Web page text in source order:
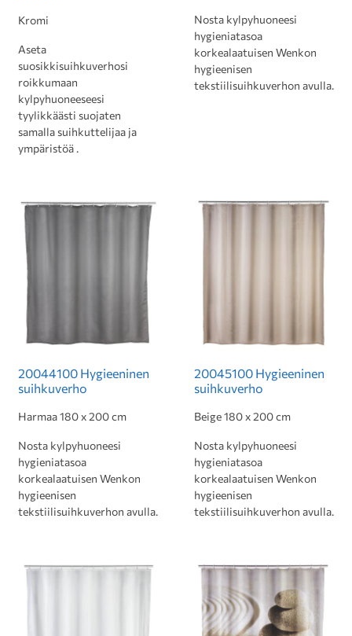
Kromi
Aseta
suosikkisuihkuverhosi
roikkumaan
kylpyhuoneeseesi
tyylikkäästi suojaten
samalla suihkuttelijaa ja
ympäristöä .
Nosta kylpyhuoneesi
hygieniatasoa
korkealaatuisen Wenkon
hygieenisen
tekstiilisuihkuverhon avulla.
20044100 Hygieeninen
suihkuverho
Harmaa 180 x 200 cm
Nosta kylpyhuoneesi
hygieniatasoa
korkealaatuisen Wenkon
hygieenisen
tekstiilisuihkuverhon avulla.
20045100 Hygieeninen
suihkuverho
Beige 180 x 200 cm
Nosta kylpyhuoneesi
hygieniatasoa
korkealaatuisen Wenkon
hygieenisen
tekstiilisuihkuverhon avulla.